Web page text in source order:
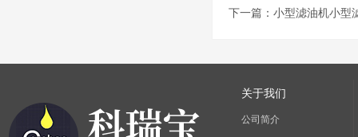
下一篇： 小型滤油机小型
关于我们
公司简介